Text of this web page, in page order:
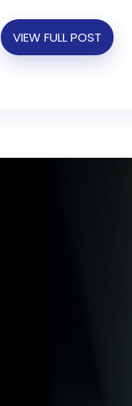
VIEW FULL POST